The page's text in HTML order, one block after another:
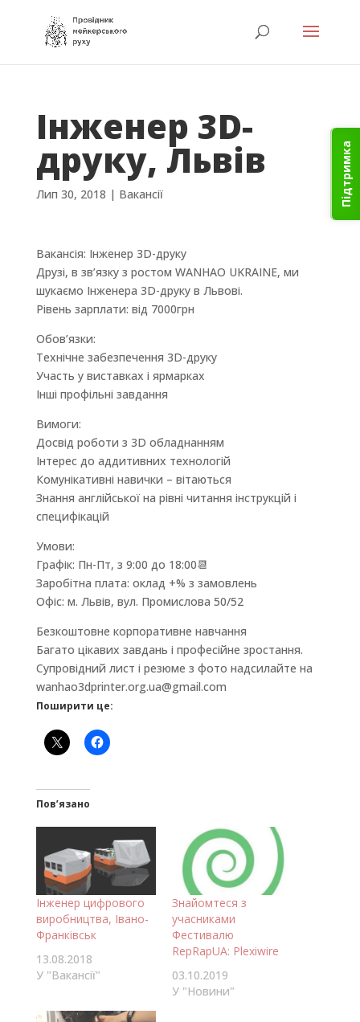
Підтримка
Інженер 3D-
друку, Львів
Лип 30, 2018 | Вакансії
Вакансія: Інженер 3D-друку
Друзі, в зв’язку з ростом WANHAO UKRAINE, ми
шукаємо Інженера 3D-друку в Львові.
Рівень зарплати: від 7000грн
Обов’язки:
Технічне забезпечення 3D-друку
Участь у виставках і ярмарках
Інші профільні завдання
Вимоги:
Досвід роботи з 3D обладнанням
Інтерес до аддитивних технологій
Комунікативні навички – вітаються
Знання англійської на рівні читання інструкцій і
специфікацій
Умови:
Графік: Пн-Пт, з 9:00 до 18:00📆
Заробітна плата: оклад +% з замовлень
Офіс: м. Львів, вул. Промислова 50/52
Безкоштовне корпоративне навчання
Багато цікавих завдань і професійне зростання.
Супровідний лист і резюме з фото надсилайте на
wanhao3dprinter.org.ua@gmail.com
Поширити це:
Пов’язано
Інженер цифрового
виробництва, Івано-
Франківськ
13.08.2018
У "Вакансії"
Знайомтеся з
учасниками
Фестивалю
RepRapUA: Plexiwire
03.10.2019
У "Новини"